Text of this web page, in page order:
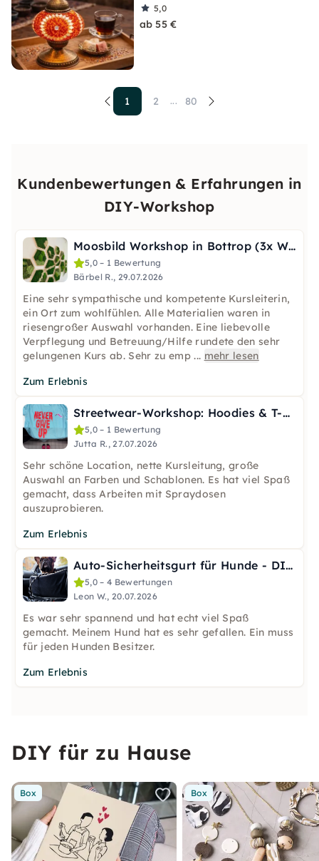
5,0
ab 55 €
1 2 ... 80
Kundenbewertungen & Erfahrungen in
DIY-Workshop
Moosbild Workshop in Bottrop (3x Wabenform Ø 21/26/31 cm)
5,0 – 1 Bewertung
Bärbel R., 29.07.2026
Eine sehr sympathische und kompetente Kursleiterin,
ein Ort zum wohlfühlen. Alle Materialien waren in
riesengroßer Auswahl vorhanden. Eine liebevolle
Verpflegung und Betreuung/Hilfe rundete den sehr
gelungenen Kurs ab. Sehr zu emp... mehr lesen
Zum Erlebnis
Streetwear-Workshop: Hoodies & T-Shirts in Moers
5,0 – 1 Bewertung
Jutta R., 27.07.2026
Sehr schöne Location, nette Kursleitung, große
Auswahl an Farben und Schablonen. Es hat viel Spaß
gemacht, dass Arbeiten mit Spraydosen
auszuprobieren.
Zum Erlebnis
Auto-Sicherheitsgurt für Hunde - DIY Workshop Berlin
5,0 – 4 Bewertungen
Leon W., 20.07.2026
Es war sehr spannend und hat echt viel Spaß
gemacht. Meinem Hund hat es sehr gefallen. Ein muss
für jeden Hunden Besitzer.
Zum Erlebnis
DIY für zu Hause
Box Box